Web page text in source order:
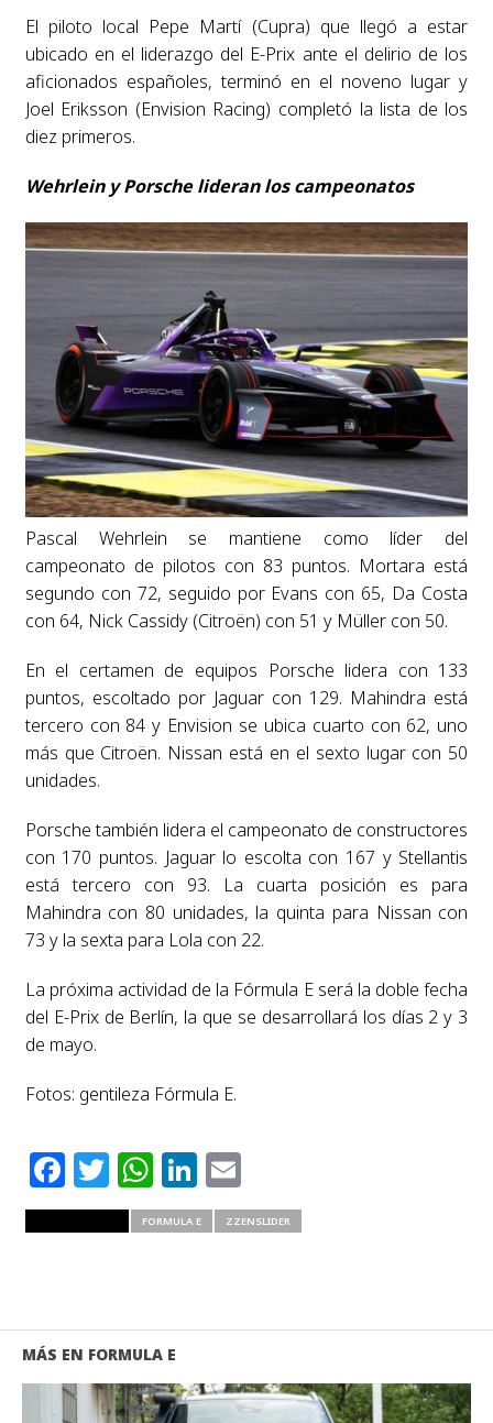
El piloto local Pepe Martí (Cupra) que llegó a estar
ubicado en el liderazgo del E-Prix ante el delirio de los
aficionados españoles, terminó en el noveno lugar y
Joel Eriksson (Envision Racing) completó la lista de los
diez primeros.
Wehrlein y Porsche lideran los campeonatos
Pascal Wehrlein se mantiene como líder del
campeonato de pilotos con 83 puntos. Mortara está
segundo con 72, seguido por Evans con 65, Da Costa
con 64, Nick Cassidy (Citroën) con 51 y Müller con 50.
En el certamen de equipos Porsche lidera con 133
puntos, escoltado por Jaguar con 129. Mahindra está
tercero con 84 y Envision se ubica cuarto con 62, uno
más que Citroën. Nissan está en el sexto lugar con 50
unidades.
Porsche también lidera el campeonato de constructores
con 170 puntos. Jaguar lo escolta con 167 y Stellantis
está tercero con 93. La cuarta posición es para
Mahindra con 80 unidades, la quinta para Nissan con
73 y la sexta para Lola con 22.
La próxima actividad de la Fórmula E será la doble fecha
del E-Prix de Berlín, la que se desarrollará los días 2 y 3
de mayo.
Fotos: gentileza Fórmula E.
Facebook
Twitter
WhatsApp
LinkedIn
Email
FORMULA E ZZENSLIDER
MÁS EN FORMULA E